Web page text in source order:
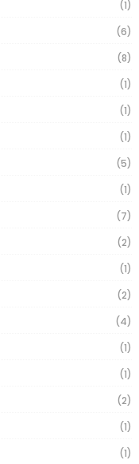
(1)
(6)
(8)
(1)
(1)
(1)
(5)
(1)
(7)
(2)
(1)
(2)
(4)
(1)
(1)
(2)
(1)
(1)